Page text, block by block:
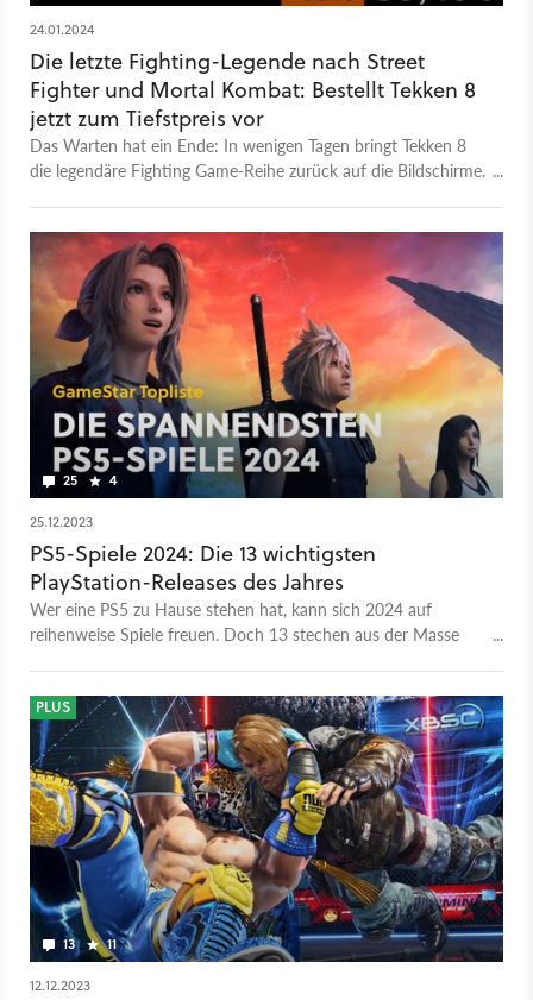
24.01.2024
Die letzte Fighting-Legende nach Street
Fighter und Mortal Kombat: Bestellt Tekken 8
jetzt zum Tiefstpreis vor
Das Warten hat ein Ende: In wenigen Tagen bringt Tekken 8
die legendäre Fighting Game-Reihe zurück auf die Bildschirme.
25 4
25.12.2023
PS5-Spiele 2024: Die 13 wichtigsten
PlayStation-Releases des Jahres
Wer eine PS5 zu Hause stehen hat, kann sich 2024 auf
reihenweise Spiele freuen. Doch 13 stechen aus der Masse
13 11
PLUS
12.12.2023